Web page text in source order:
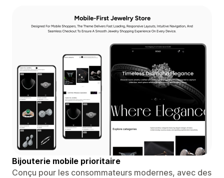
Bijouterie mobile prioritaire
Conçu pour les consommateurs modernes, avec des